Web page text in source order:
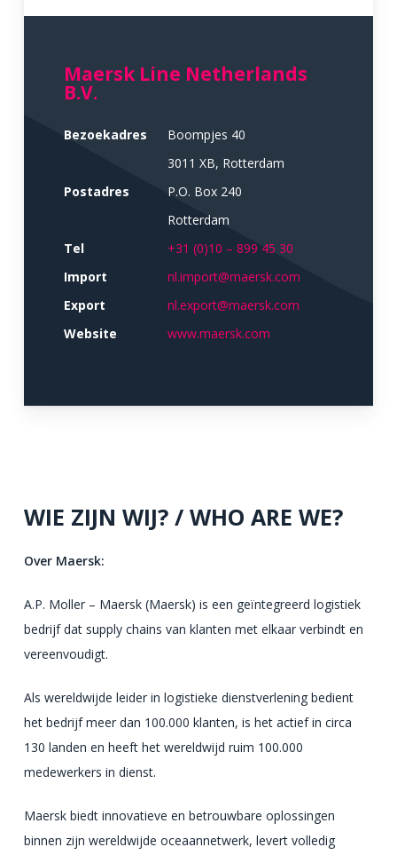
Maersk Line Netherlands
B.V.
Bezoekadres
Boompjes 40
3011 XB, Rotterdam
Postadres
P.O. Box 240
Rotterdam
Tel
+31 (0)10 – 899 45 30
Import
nl.import@maersk.com
Export
nl.export@maersk.com
Website
www.maersk.com
WIE ZIJN WIJ? / WHO ARE WE?
Over Maersk:
A.P. Moller – Maersk (Maersk) is een geïntegreerd logistiek
bedrijf dat supply chains van klanten met elkaar verbindt en
vereenvoudigt.
Als wereldwijde leider in logistieke dienstverlening bedient
het bedrijf meer dan 100.000 klanten, is het actief in circa
130 landen en heeft het wereldwijd ruim 100.000
medewerkers in dienst.
Maersk biedt innovatieve en betrouwbare oplossingen
binnen zijn wereldwijde oceaannetwerk, levert volledig